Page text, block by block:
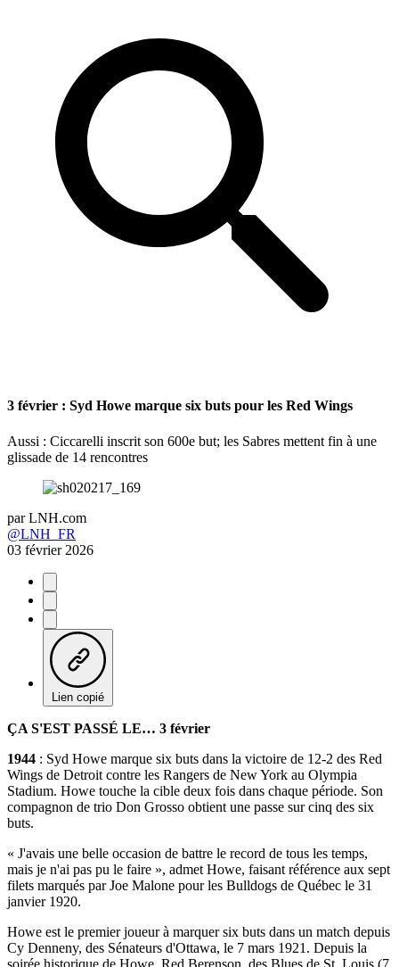
3 février : Syd Howe marque six buts pour les Red Wings
Aussi : Ciccarelli inscrit son 600e but; les Sabres mettent fin à une
glissade de 14 rencontres
par LNH.com
@LNH_FR
03 février 2026
Lien copié
ÇA S'EST PASSÉ LE… 3 février
1944 : Syd Howe marque six buts dans la victoire de 12-2 des Red
Wings de Detroit contre les Rangers de New York au Olympia
Stadium. Howe touche la cible deux fois dans chaque période. Son
compagnon de trio Don Grosso obtient une passe sur cinq des six
buts.
« J'avais une belle occasion de battre le record de tous les temps,
mais je n'ai pas pu le faire », admet Howe, faisant référence aux sept
filets marqués par Joe Malone pour les Bulldogs de Québec le 31
janvier 1920.
Howe est le premier joueur à marquer six buts dans un match depuis
Cy Denneny, des Sénateurs d'Ottawa, le 7 mars 1921. Depuis la
soirée historique de Howe, Red Berenson, des Blues de St. Louis (7